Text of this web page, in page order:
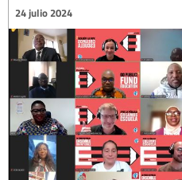
24 julio 2024